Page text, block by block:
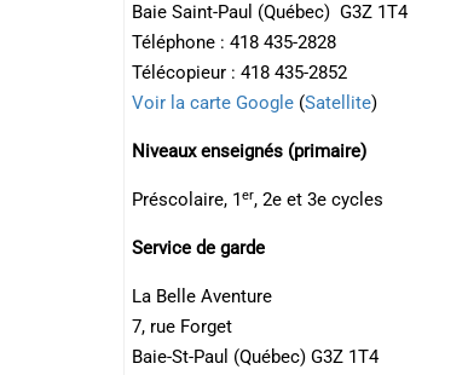
Baie Saint-Paul (Québec) G3Z 1T4
Téléphone : 418 435-2828
Télécopieur : 418 435-2852
Voir la carte Google (Satellite)
Niveaux enseignés (primaire)
Préscolaire, 1er, 2e et 3e cycles
Service de garde
La Belle Aventure
7, rue Forget
Baie-St-Paul (Québec) G3Z 1T4